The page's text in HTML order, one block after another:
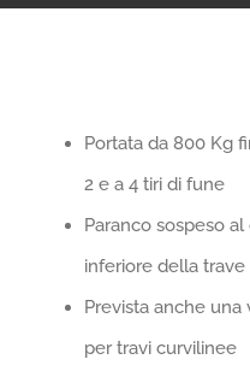
Portata da 800 Kg
2 e a 4 tiri di fune
Paranco sospeso
inferiore della
Prevista anche una
per travi curvilinee